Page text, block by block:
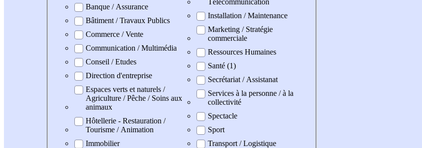
Banque / Assurance
Bâtiment / Travaux Publics
Commerce / Vente
Communication / Multimédia
Conseil / Etudes
Direction d'entreprise
Espaces verts et naturels /
Agriculture / Pêche / Soins aux
animaux
Hôtellerie - Restauration /
Tourisme / Animation
Immobilier
Installation / Maintenance
Marketing / Stratégie
commerciale
Ressources Humaines
Santé (1)
Secrétariat / Assistanat
Services à la personne / à la
collectivité
Spectacle
Sport
Transport / Logistique